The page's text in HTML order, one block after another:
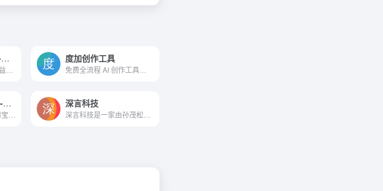
Midjourney创意库-持续更新！ 度加创作工具
Chat-GPT应用宝典-进阶篇！ 深言科技